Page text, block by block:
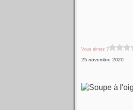
Vous aimez ?
25 novembre 2020